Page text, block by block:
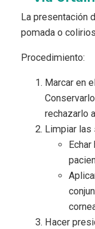
La presentación
pomada o
Procedimiento:
Marcar en
rechazarlo
Limpiar las
Hacer